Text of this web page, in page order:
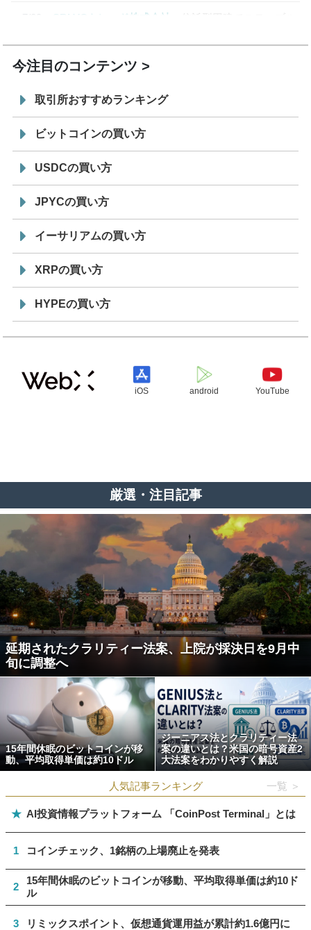
7/29
SBI VCトレード株式会社
信託型円建てステーブル
今注目のコンテンツ
取引所おすすめランキング
ビットコインの買い方
USDCの買い方
JPYCの買い方
イーサリアムの買い方
XRPの買い方
HYPEの買い方
iOS android YouTube
厳選・注目記事
延期されたクラリティー法案、上院が採決日を9月中
旬に調整へ
15年間休眠のビットコインが移
動、平均取得単価は約10ドル
ジーニアス法とクラリティー法
案の違いとは？米国の暗号資産2
大法案をわかりやすく解説
人気記事ランキング 一覧 ＞
★ AI投資情報プラットフォーム 「CoinPost Terminal」とは
1 コインチェック、1銘柄の上場廃止を発表
2
15年間休眠のビットコインが移動、平均取得単価は約10ド
ル
3 リミックスポイント、仮想通貨運用益が累計約1.6億円に